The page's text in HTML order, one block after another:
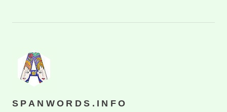
SPANWORDS.INFO